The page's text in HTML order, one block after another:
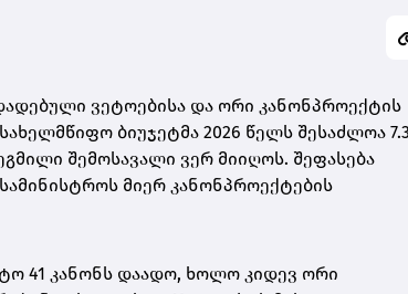
ვეტოებისა და ორი კანონპროექტის
ბიუჯეტმა 2026 წელს შესაძლოა 7.3
შემოსავალი ვერ მიიღოს. შეფასება
მიერ კანონპროექტების
41 კანონს დაადო, ხოლო კიდევ ორი